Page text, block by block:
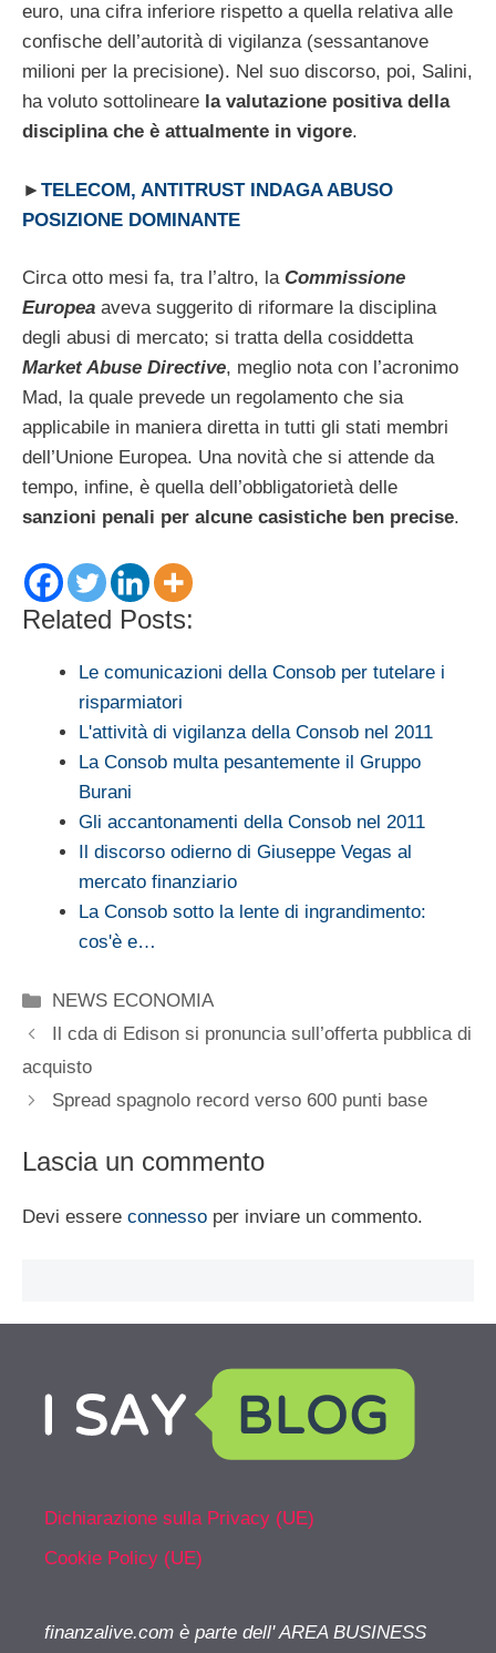
euro, una cifra inferiore rispetto a quella relativa alle
confische dell’autorità di vigilanza (sessantanove
milioni per la precisione). Nel suo discorso, poi, Salini,
ha voluto sottolineare la valutazione positiva della
disciplina che è attualmente in vigore.
► TELECOM, ANTITRUST INDAGA ABUSO
POSIZIONE DOMINANTE
Circa otto mesi fa, tra l’altro, la Commissione
Europea aveva suggerito di riformare la disciplina
degli abusi di mercato; si tratta della cosiddetta
Market Abuse Directive, meglio nota con l’acronimo
Mad, la quale prevede un regolamento che sia
applicabile in maniera diretta in tutti gli stati membri
dell’Unione Europea. Una novità che si attende da
tempo, infine, è quella dell’obbligatorietà delle
sanzioni penali per alcune casistiche ben precise.
Related Posts:
Le comunicazioni della Consob per tutelare i
risparmiatori
L'attività di vigilanza della Consob nel 2011
La Consob multa pesantemente il Gruppo
Burani
Gli accantonamenti della Consob nel 2011
Il discorso odierno di Giuseppe Vegas al
mercato finanziario
La Consob sotto la lente di ingrandimento:
cos'è e…
Categorie
NEWS ECONOMIA
Il cda di Edison si pronuncia sull’offerta pubblica di
acquisto
Spread spagnolo record verso 600 punti base
Lascia un commento
Devi essere connesso per inviare un commento.
Dichiarazione sulla Privacy (UE)
Cookie Policy (UE)
finanzalive.com è parte dell' AREA BUSINESS